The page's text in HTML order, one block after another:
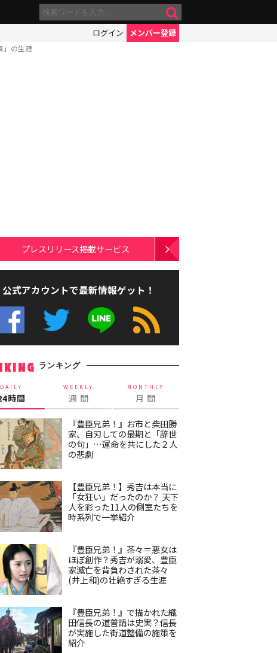
ログイン メンバー登録
」の生涯
プレスリリース掲載サービス
公式アカウントで最新情報ゲット！
ランキング
DAILY
時間
WEEKLY
週 間
MONTHLY
月 間
『豊臣兄弟！』お市と柴田勝
家、自刃しての最期と「辞世
の句」…運命を共にした２人
の悲劇
【豊臣兄弟！】秀吉は本当に
「女狂い」だったのか？ 天下
人を彩った11人の側室たちを
時系列で一挙紹介
『豊臣兄弟！』茶々＝悪女は
ほぼ創作？秀吉が溺愛、豊臣
家滅亡を背負わされた茶々
(井上和)の壮絶すぎる生涯
『豊臣兄弟！』で描かれた織
田信長の道普請は史実？信長
が実施した街道整備の施策を
紹介